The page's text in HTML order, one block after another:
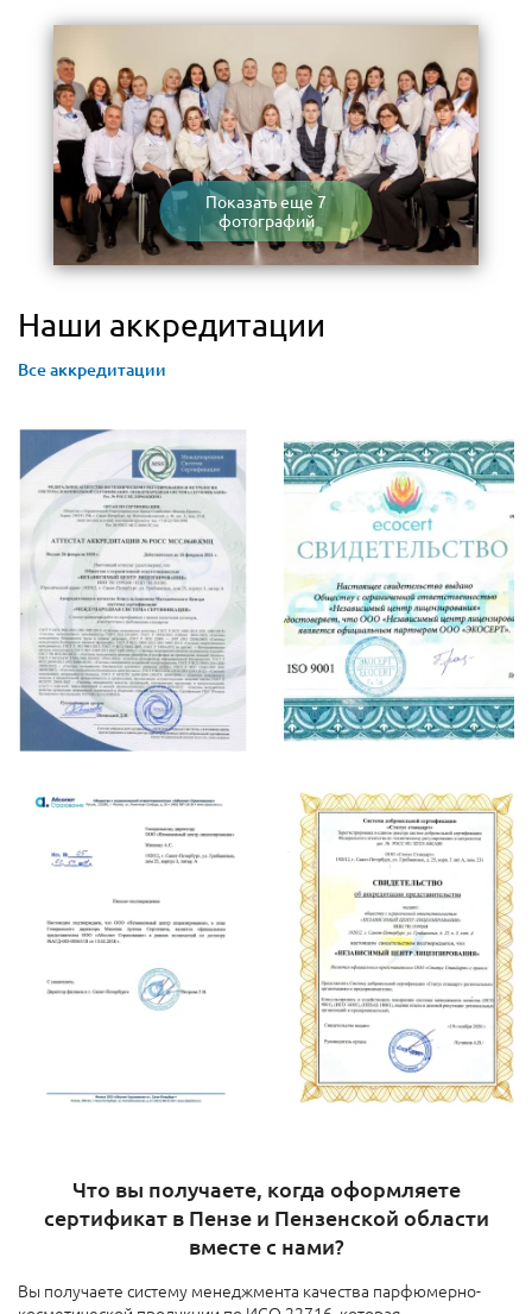
Показать еще 7
фотографий
Наши аккредитации
Все аккредитации
Что вы получаете, когда оформляете
сертификат в Пензе и Пензенской области
вместе с нами?
Вы получаете систему менеджмента качества парфюмерно-